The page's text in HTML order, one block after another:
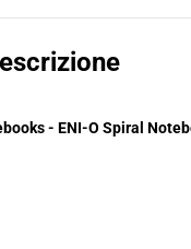
- ENI-O Spiral